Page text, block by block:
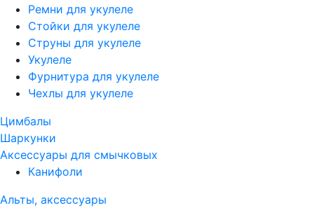
Ремни для укулеле
Стойки для укулеле
Струны для укулеле
Укулеле
Фурнитура для укулеле
Чехлы для укулеле
Цимбалы
Шаркунки
Аксессуары для смычковых
Канифоли
Альты, аксессуары